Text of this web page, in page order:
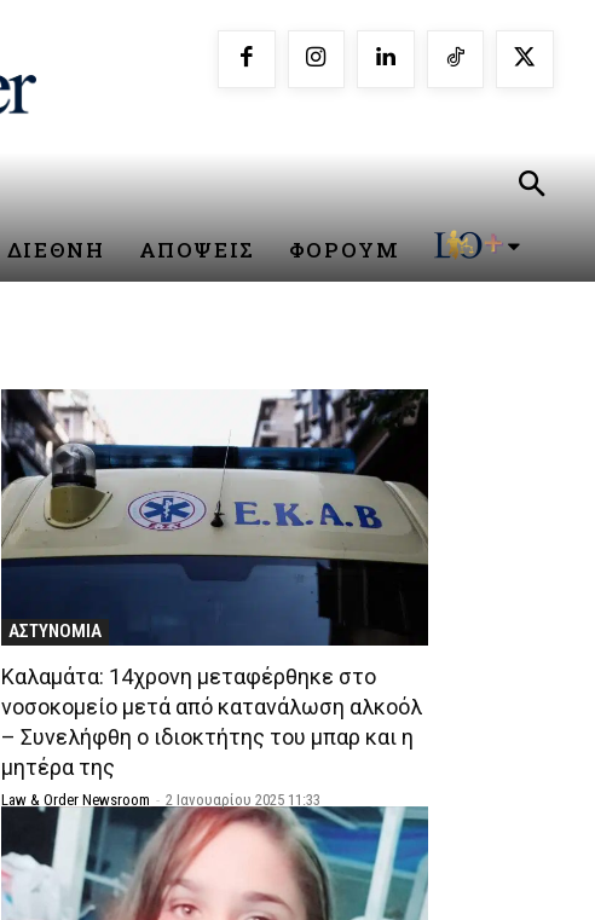
ΔΙΕΘΝΗ ΑΠΟΨΕΙΣ ΦΟΡΟΥΜ
ΑΣΤΥΝΟΜΙΑ
Καλαμάτα: 14χρονη μεταφέρθηκε στο
νοσοκομείο μετά από κατανάλωση αλκοόλ
– Συνελήφθη ο ιδιοκτήτης του μπαρ και η
μητέρα της
Law & Order Newsroom - 2 Ιανουαρίου 2025 11:33